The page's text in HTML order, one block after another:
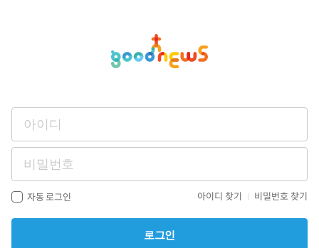
자동 로그인 아이디 찾기 비밀번호 찾기
로그인